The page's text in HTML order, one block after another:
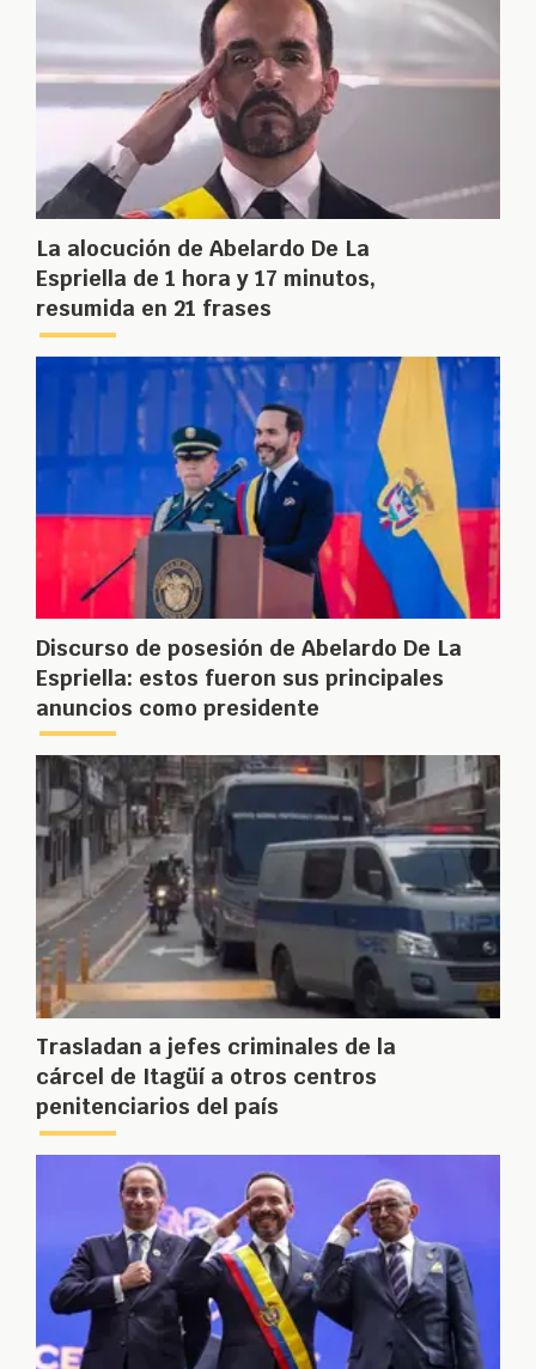
La alocución de Abelardo De La
Espriella de 1 hora y 17 minutos,
resumida en 21 frases
Discurso de posesión de Abelardo De La
Espriella: estos fueron sus principales
anuncios como presidente
Trasladan a jefes criminales de la
cárcel de Itagüí a otros centros
penitenciarios del país